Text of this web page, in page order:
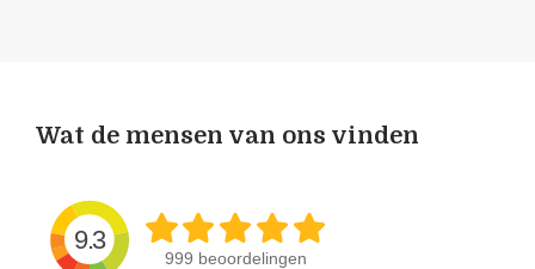
Wat de mensen van ons vinden
9.3
999 beoordelingen